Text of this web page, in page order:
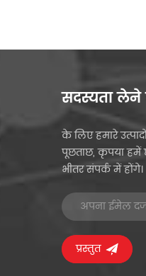
सदस्यता
के लिए हमारे
पूछताछ, कृपया
भीतर संपर्क में होंगे।